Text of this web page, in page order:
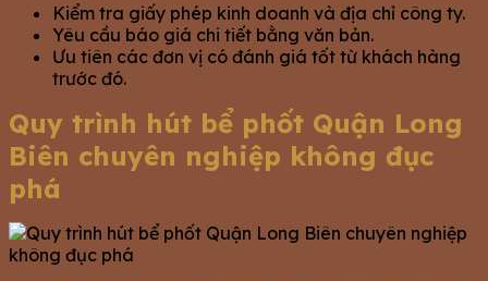
Kiểm tra giấy phép kinh doanh và địa chỉ công ty.
Yêu cầu báo giá chi tiết bằng văn bản.
Ưu tiên các đơn vị có đánh giá tốt từ khách hàng
trước đó.
Quy trình hút bể phốt Quận Long
Biên chuyên nghiệp không đục
phá